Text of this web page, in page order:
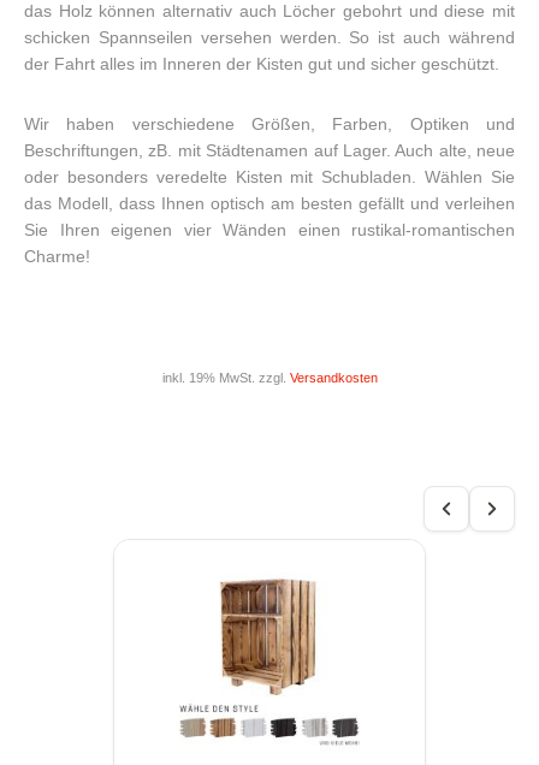
das Holz können alternativ auch Löcher gebohrt und diese mit
schicken Spannseilen versehen werden. So ist auch während
der Fahrt alles im Inneren der Kisten gut und sicher geschützt.
Wir haben verschiedene Größen, Farben, Optiken und
Beschriftungen, zB. mit Städtenamen auf Lager. Auch alte, neue
oder besonders veredelte Kisten mit Schubladen. Wählen Sie
das Modell, dass Ihnen optisch am besten gefällt und verleihen
Sie Ihren eigenen vier Wänden einen rustikal-romantischen
Charme!
inkl. 19% MwSt. zzgl. Versandkosten